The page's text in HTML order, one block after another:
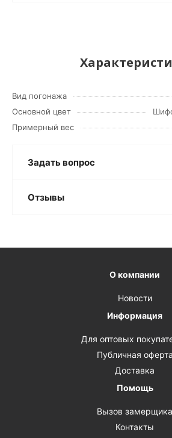
Вид погонажа
Основной цвет
Примерный вес
Задать вопрос
Отзывы
О компании
Новости
Информация
Для оптовых
Публичная оферта
Доставка
Помощь
Вызов замерщика
Контакты